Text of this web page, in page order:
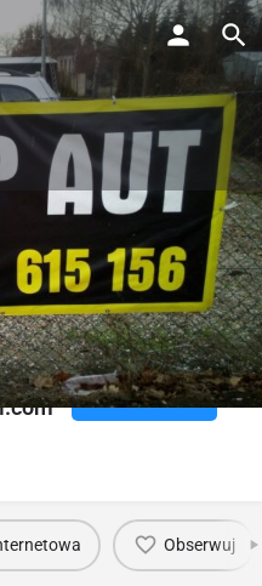
Rokietnica, Poznań i okolice
Zadzwoń
Obserwuj